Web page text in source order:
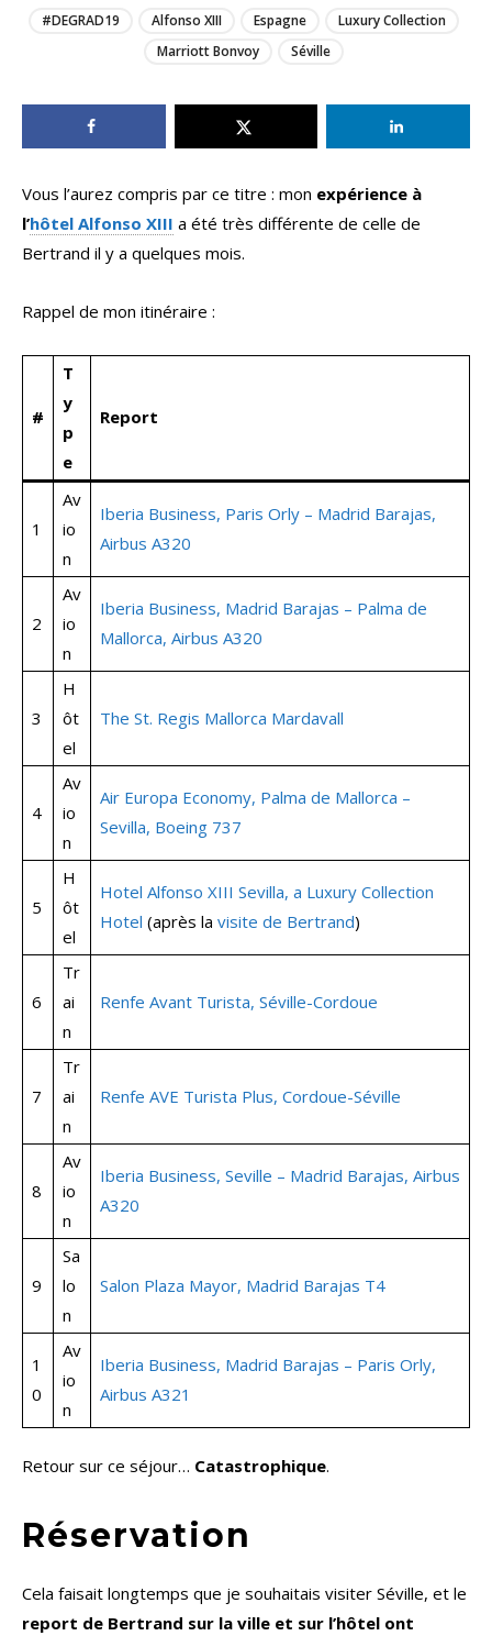
#DEGRAD19 Alfonso XIII Espagne
Luxury Collection
Marriott Bonvoy
Séville
Vous l’aurez compris par ce titre : mon expérience à
l’hôtel Alfonso XIII a été très différente de celle de
Bertrand il y a quelques mois.
Rappel de mon itinéraire :
#
T
y
p
e
Report
1
Av
io
n
Iberia Business, Paris Orly – Madrid Barajas,
Airbus A320
2
Av
io
n
Iberia Business, Madrid Barajas – Palma de
Mallorca, Airbus A320
3
H
ôt
el
The St. Regis Mallorca Mardavall
4
Av
io
n
Air Europa Economy, Palma de Mallorca –
Sevilla, Boeing 737
5
H
ôt
el
Hotel Alfonso XIII Sevilla, a Luxury Collection
Hotel (après la visite de Bertrand)
6
Tr
ai
n
Renfe Avant Turista, Séville-Cordoue
7
Tr
ai
n
Renfe AVE Turista Plus, Cordoue-Séville
8
Av
io
n
Iberia Business, Seville – Madrid Barajas, Airbus
A320
9
Sa
lo
n
Salon Plaza Mayor, Madrid Barajas T4
1
0
Av
io
n
Iberia Business, Madrid Barajas – Paris Orly,
Airbus A321
Retour sur ce séjour… Catastrophique.
Réservation
Cela faisait longtemps que je souhaitais visiter Séville, et le
report de Bertrand sur la ville et sur l’hôtel ont